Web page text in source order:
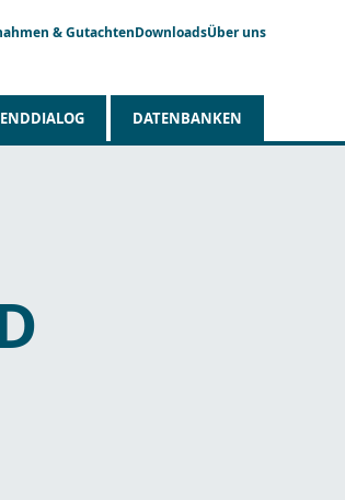
& GutachtenDownloadsÜber uns
DATENBANKEN